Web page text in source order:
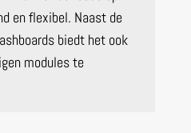
en flexibel. Naast de
biedt het ook
modules te